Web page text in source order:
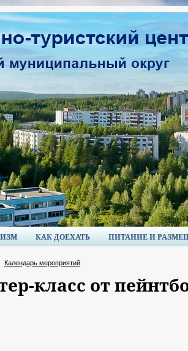
КАК ДОЕХАТЬ ПИТАНИЕ И
Календарь мероприятий
класс от